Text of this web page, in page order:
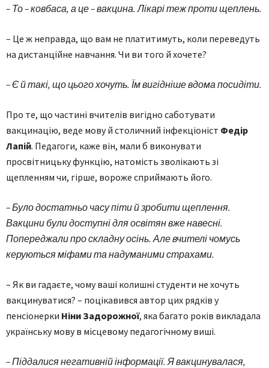
– То – ковбаса, а це – вакцина. Лікарі теж проти щеплень.
– Це ж неправда, що вам не платитимуть, коли переведуть
на дистанційне навчання. Чи ви того й хочете?
– Є й такі, що цього хочуть. Їм вигідніше вдома посидіти.
Про те, що частині вчителів вигідно саботувати
вакцинацію, веде мову й столичний інфекціоніст Федір
Лапій. Педагоги, каже він, мали б виконувати
просвітницьку функцію, натомість зволікають зі
щепленням чи, гірше, вороже сприймають його.
– Було достатньо часу піти й зробити щеплення.
Вакцини були доступні для освітян вже навесні.
Попереджали про складну осінь. Але вчителі чомусь
керуються міфами та надуманими страхами.
– Як ви гадаєте, чому ваші колишні студенти не хочуть
вакцинуватися? – поцікавився автор цих рядків у
пенсіонерки Ніни Задорожної, яка багато років викладала
українську мову в місцевому педагогічному виші.
– Піддалися негативній інформації. Я вакцинувалася,